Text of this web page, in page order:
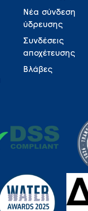
Νέα σύνδεση
ύδρευσης
Συνδέσεις
αποχέτευσης
Βλάβες